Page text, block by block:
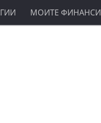
МОИТЕ ФИНАНСИ